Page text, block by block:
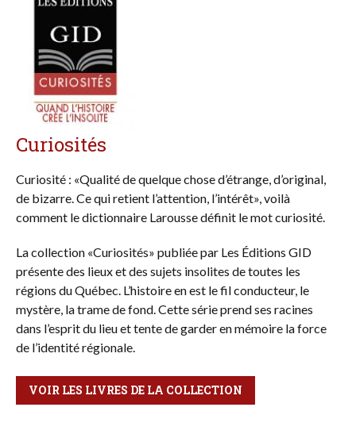
Curiosités
Curiosité : «Qualité de quelque chose d’étrange, d’original,
de bizarre. Ce qui retient l’attention, l’intérêt», voilà
comment le dictionnaire Larousse définit le mot curiosité.
La collection «Curiosités» publiée par Les Éditions GID
présente des lieux et des sujets insolites de toutes les
régions du Québec. L’histoire en est le fil conducteur, le
mystère, la trame de fond. Cette série prend ses racines
dans l’esprit du lieu et tente de garder en mémoire la force
de l’identité régionale.
VOIR LES LIVRES DE LA COLLECTION